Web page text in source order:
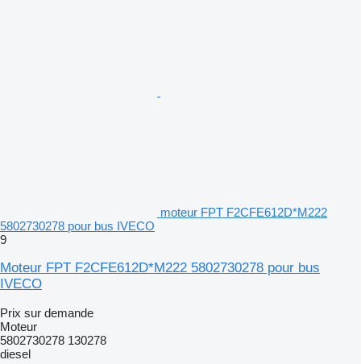
moteur FPT F2CFE612D*M222
5802730278 pour bus IVECO
9
Moteur FPT F2CFE612D*M222 5802730278 pour bus
IVECO
Prix sur demande
Moteur
5802730278 130278
diesel